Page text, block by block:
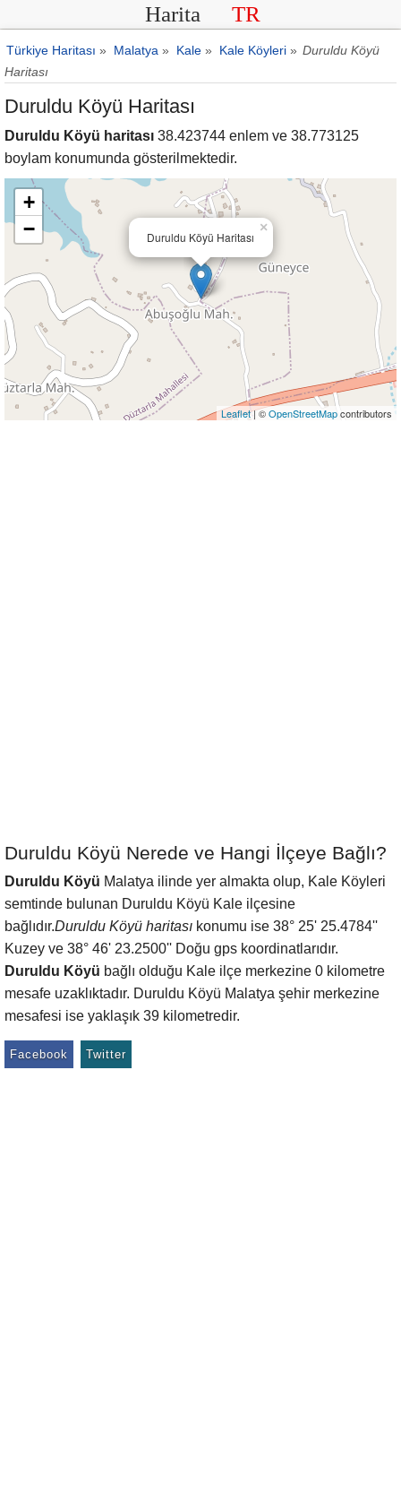
Harita TR
Türkiye Haritası » Malatya » Kale » Kale Köyleri » Duruldu Köyü
Haritası
Duruldu Köyü Haritası
Duruldu Köyü haritası 38.423744 enlem ve 38.773125
boylam konumunda gösterilmektedir.
Duruldu Köyü Haritası
×
+
−
Leaflet| ©OpenStreetMapcontributors
Duruldu Köyü Nerede ve Hangi İlçeye Bağlı?
Duruldu Köyü Malatya ilinde yer almakta olup, Kale Köyleri
semtinde bulunan Duruldu Köyü Kale ilçesine
bağlıdır.Duruldu Köyü haritası konumu ise 38° 25' 25.4784''
Kuzey ve 38° 46' 23.2500'' Doğu gps koordinatlarıdır.
Duruldu Köyü bağlı olduğu Kale ilçe merkezine 0 kilometre
mesafe uzaklıktadır. Duruldu Köyü Malatya şehir merkezine
mesafesi ise yaklaşık 39 kilometredir.
Facebook Twitter